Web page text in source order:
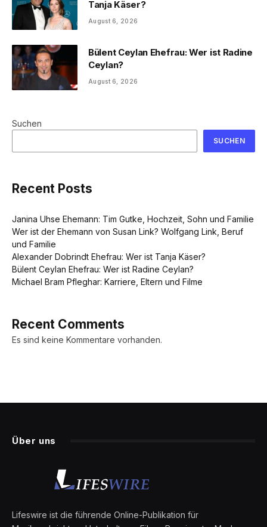
Tanja Käser?
August 6, 2026
Bülent Ceylan Ehefrau: Wer ist Radine
Ceylan?
August 6, 2026
Suchen
SUCHEN
Recent Posts
Janina Uhse Ehemann: Tim Gutke, Hochzeit, Sohn und Familie
Wer ist der Ehemann von Susan Link? Wolfgang Link, Beruf
und Familie
Alexander Dobrindt Ehefrau: Wer ist Tanja Käser?
Bülent Ceylan Ehefrau: Wer ist Radine Ceylan?
Michael Bram Pfleghar: Karriere, Eltern und Filme
Recent Comments
Es sind keine Kommentare vorhanden.
Über uns
Lifeswire ist die führende Online-Publikation für